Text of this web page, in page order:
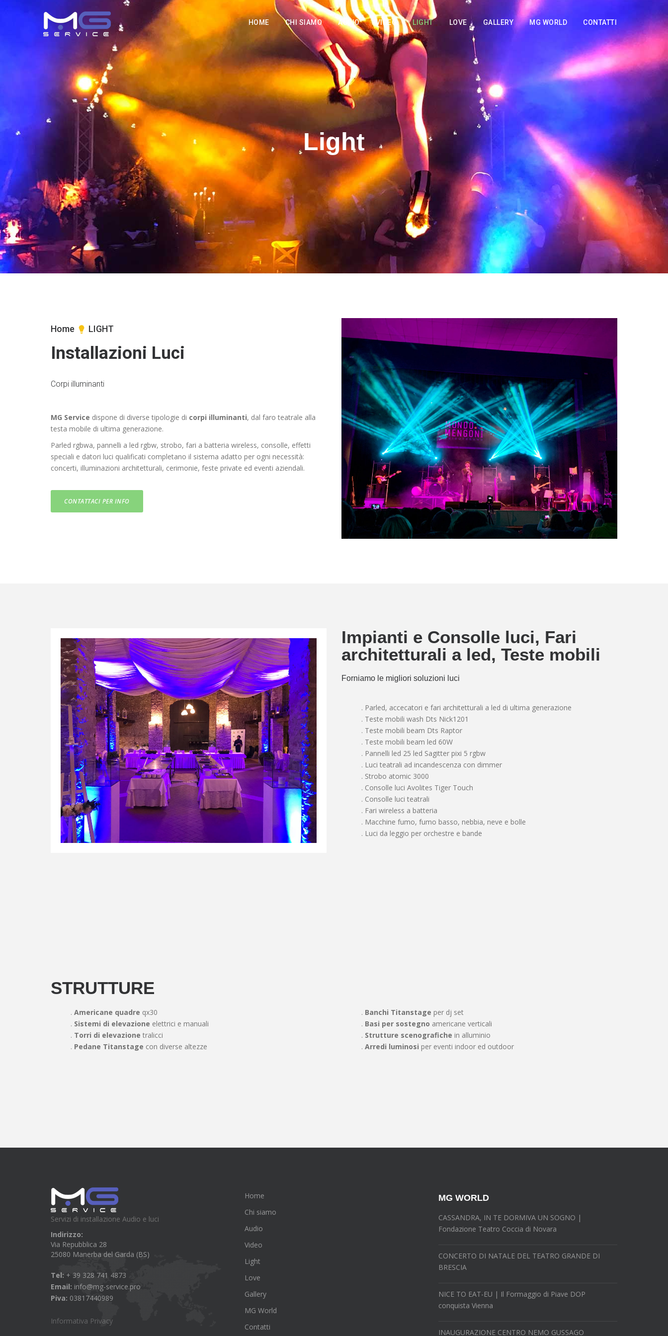
HOME CHI SIAMO AUDIO VIDEO LIGHT LOVE GALLERY MG WORLD CONTATTI
Light
Home LIGHT
Installazioni Luci
Corpi illuminanti
MG Service dispone di diverse tipologie di corpi illuminanti, dal faro teatrale alla
testa mobile di ultima generazione.
Parled rgbwa, pannelli a led rgbw, strobo, fari a batteria wireless, consolle, effetti
speciali e datori luci qualificati completano il sistema adatto per ogni necessità:
concerti, illuminazioni architetturali, cerimonie, feste private ed eventi aziendali.
CONTATTACI PER INFO
Impianti e Consolle luci, Fari
architetturali a led, Teste mobili
Forniamo le migliori soluzioni luci
. Parled, accecatori e fari architetturali a led di ultima generazione
. Teste mobili wash Dts Nick1201
. Teste mobili beam Dts Raptor
. Teste mobili beam led 60W
. Pannelli led 25 led Sagitter pixi 5 rgbw
. Luci teatrali ad incandescenza con dimmer
. Strobo atomic 3000
. Consolle luci Avolites Tiger Touch
. Consolle luci teatrali
. Fari wireless a batteria
. Macchine fumo, fumo basso, nebbia, neve e bolle
. Luci da leggio per orchestre e bande
STRUTTURE
. Americane quadre qx30
. Sistemi di elevazione elettrici e manuali
. Torri di elevazione tralicci
. Pedane Titanstage con diverse altezze
. Banchi Titanstage per dj set
. Basi per sostegno americane verticali
. Strutture scenografiche in alluminio
. Arredi luminosi per eventi indoor ed outdoor
Servizi di installazione Audio e luci
Indirizzo:
Via Repubblica 28
25080 Manerba del Garda (BS)
Tel: + 39 328 741 4873
Email: info@mg-service.pro
Piva: 03817440989
Informativa Privacy
Home
Chi siamo
Audio
Video
Light
Love
Gallery
MG World
Contatti
MG WORLD
CASSANDRA, IN TE DORMIVA UN SOGNO |
Fondazione Teatro Coccia di Novara
CONCERTO DI NATALE DEL TEATRO GRANDE DI
BRESCIA
NICE TO EAT-EU | Il Formaggio di Piave DOP
conquista Vienna
INAUGURAZIONE CENTRO NEMO GUSSAGO